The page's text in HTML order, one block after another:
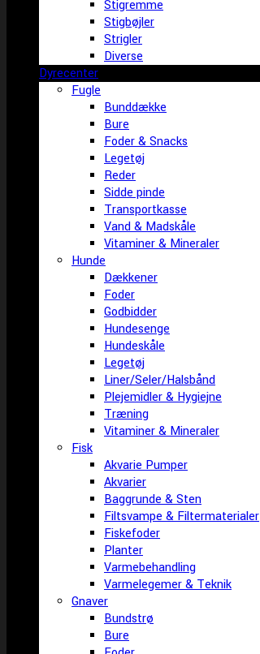
Stigremme
Stigbøjler
Strigler
Diverse
Dyrecenter
Fugle
Bunddække
Bure
Foder & Snacks
Legetøj
Reder
Sidde pinde
Transportkasse
Vand & Madskåle
Vitaminer & Mineraler
Hunde
Dækkener
Foder
Godbidder
Hundesenge
Hundeskåle
Legetøj
Liner/Seler/Halsbånd
Plejemidler & Hygiejne
Træning
Vitaminer & Mineraler
Fisk
Akvarie Pumper
Akvarier
Baggrunde & Sten
Filtsvampe & Filtermaterialer
Fiskefoder
Planter
Varmebehandling
Varmelegemer & Teknik
Gnaver
Bundstrø
Bure